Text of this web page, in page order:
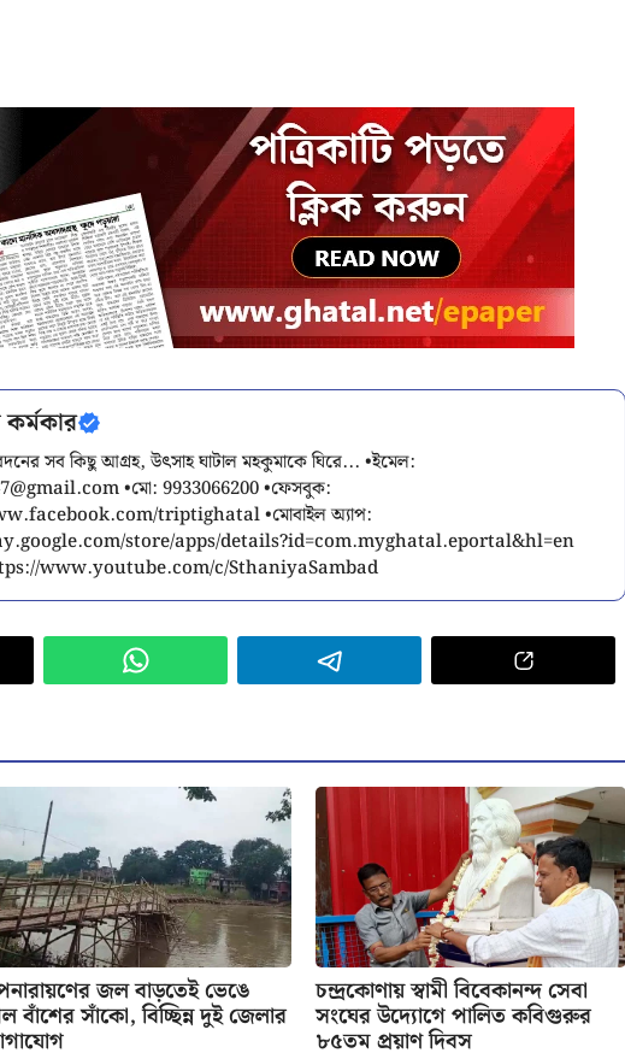
সব কিছু আগ্রহ, উৎসাহ ঘাটাল মহকুমাকে ঘিরে... •ইমেল:
•মো: 9933066200 •ফেসবুক:
triptighatal •মোবাইল অ্যাপ:
store/apps/details?id=com.myghatal.eportal&hl=en
www.youtube.com/c/SthaniyaSambad
জল বাড়তেই ভেঙে
বাঁশের সাঁকো, বিচ্ছিন্ন দুই জেলার
চন্দ্রকোণায় স্বামী বিবেকানন্দ সেবা
সংঘের উদ্যোগে পালিত কবিগুরুর
৮৫তম প্রয়াণ দিবস